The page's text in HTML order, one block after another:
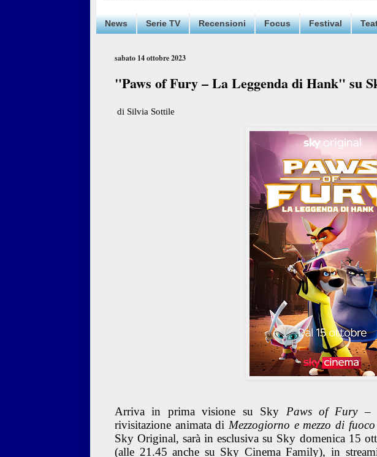
News Serie TV Recensioni Focus Festival
sabato 14 ottobre 2023
"Paws of Fury – La Leggenda di Hank" su
di Silvia Sottile
Arriva in prima visione su Sky Paws of Fury –
rivisitazione animata di Mezzogiorno e mezzo di fuoco
Sky Original,sarà in esclusiva su Sky domenica 15
(alle 21.45 anche su Sky Cinema Family), in